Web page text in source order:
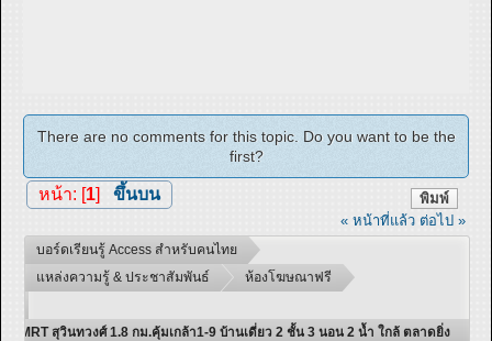
There are no comments for this topic. Do you want to be the
first?
พิมพ์
หน้า: [ 1] ขึ้นบน
« หน้าที่แล้ว ต่อไป »
บอร์ดเรียนรู้ Access สำหรับคนไทย
แหล่งความรู้ & ประชาสัมพันธ์
ห้องโฆษณาฟรี
MRT สุวินทวงศ์ 1.8 กม.คุ้มเกล้า1-9 บ้านเดี่ยว 2 ชั้น 3 นอน 2 น้ำ ใกล้ ตลาดยิ่ง